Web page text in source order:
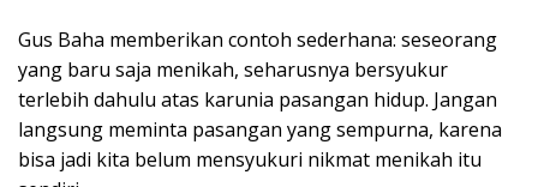
Gus Baha memberikan contoh sederhana: seseorang
yang baru saja menikah, seharusnya bersyukur
terlebih dahulu atas karunia pasangan hidup. Jangan
langsung meminta pasangan yang sempurna, karena
bisa jadi kita belum mensyukuri nikmat menikah itu